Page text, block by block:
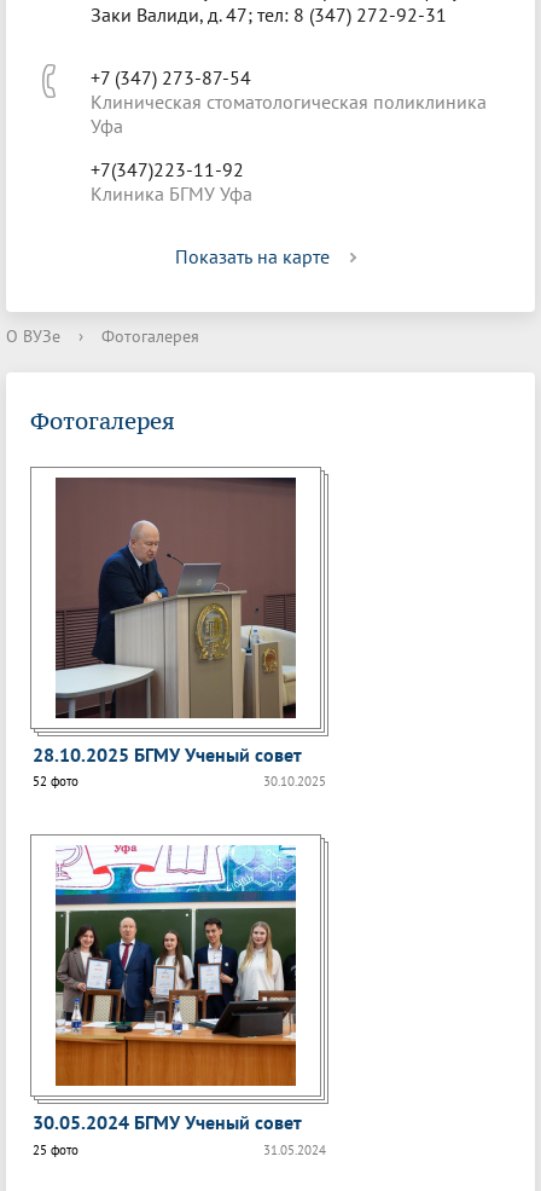
Заки Валиди, д. 47; тел: 8 (347) 272-92-31
+7 (347) 273-87-54
Клиническая стоматологическая поликлиника
Уфа
+7(347)223-11-92
Клиника БГМУ Уфа
Показать на карте
О ВУЗе › Фотогалерея
Фотогалерея
28.10.2025 БГМУ Ученый совет
30.10.2025
52 фото
30.05.2024 БГМУ Ученый совет
31.05.2024
25 фото